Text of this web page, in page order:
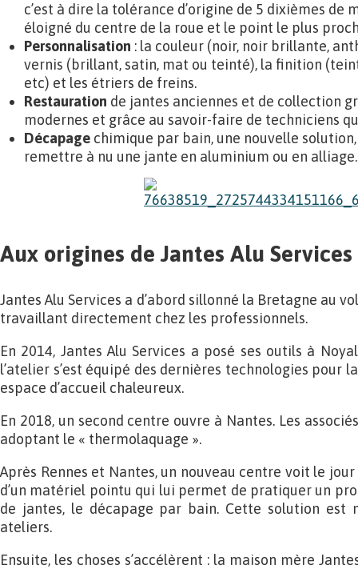
c’est à dire la tolérance d’origine de 5 dixièmes de
éloigné du centre de la roue et le point le plus
Personnalisation : la couleur (noir, noir brillante,
vernis (brillant, satin, mat ou teinté), la finition
etc) et les étriers de freins.
Restauration de jantes anciennes et de collection
modernes et grâce au savoir-faire de techniciens
Décapage chimique par bain, une nouvelle
remettre à nu une jante en aluminium ou en alliage.
Aux origines de Jantes Alu Services
Jantes Alu Services a d’abord sillonné la Bretagne au
travaillant directement chez les professionnels.
En 2014, Jantes Alu Services a posé ses outils à
l’atelier s’est équipé des dernières technologies pour
espace d’accueil chaleureux.
En 2018, un second centre ouvre à Nantes. Les
adoptant le « thermolaquage ».
Après Rennes et Nantes, un nouveau centre voit le
d’un matériel pointu qui lui permet de pratiquer un
de jantes, le décapage par bain. Cette solution est
ateliers.
Ensuite, les choses s’accélèrent : la maison mère